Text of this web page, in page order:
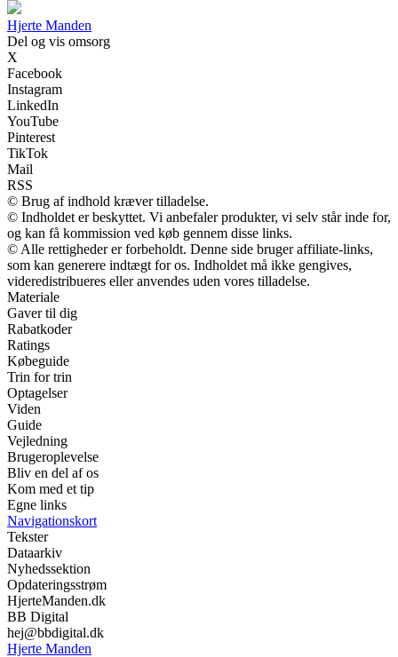
Hjerte Manden
Del og vis omsorg
X
Facebook
Instagram
LinkedIn
YouTube
Pinterest
TikTok
Mail
RSS
© Brug af indhold kræver tilladelse.
© Indholdet er beskyttet. Vi anbefaler produkter, vi selv står inde for,
og kan få kommission ved køb gennem disse links.
© Alle rettigheder er forbeholdt. Denne side bruger affiliate-links,
som kan generere indtægt for os. Indholdet må ikke gengives,
videredistribueres eller anvendes uden vores tilladelse.
Materiale
Gaver til dig
Rabatkoder
Ratings
Købeguide
Trin for trin
Optagelser
Viden
Guide
Vejledning
Brugeroplevelse
Bliv en del af os
Kom med et tip
Egne links
Navigationskort
Tekster
Dataarkiv
Nyhedssektion
Opdateringsstrøm
HjerteManden.dk
BB Digital
hej@bbdigital.dk
Hjerte Manden